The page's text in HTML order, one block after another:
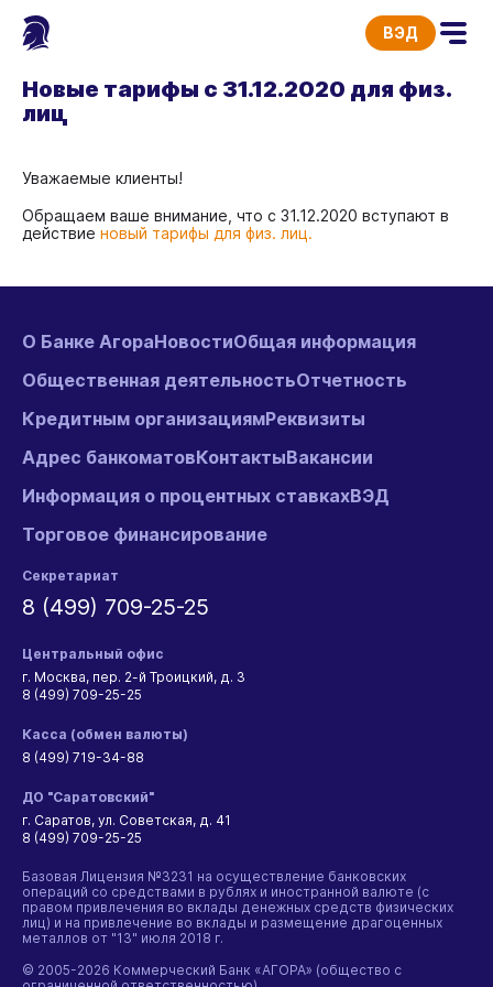
ВЭД
Новые тарифы с 31.12.2020 для физ.
лиц
Уважаемые клиенты!
Обращаем ваше внимание, что с 31.12.2020 вступают в
действие новый тарифы для физ. лиц.
О Банке АгораНовостиОбщая информация
Общественная деятельностьОтчетность
Кредитным организациямРеквизиты
Адрес банкоматовКонтактыВакансии
Информация о процентных ставкахВЭД
Торговое финансирование
Секретариат
8 (499) 709-25-25
Центральный офис
г. Москва, пер. 2-й Троицкий, д. 3
8 (499) 709-25-25
Касса (обмен валюты)
8 (499) 719-34-88
ДО "Саратовский"
г. Саратов, ул. Советская, д. 41
8 (499) 709-25-25
Базовая Лицензия №3231 на осуществление банковских
операций со средствами в рублях и иностранной валюте (с
правом привлечения во вклады денежных средств физических
лиц) и на привлечение во вклады и размещение драгоценных
металлов от "13" июля 2018 г.
© 2005-2026 Коммерческий Банк «АГОРА» (общество с